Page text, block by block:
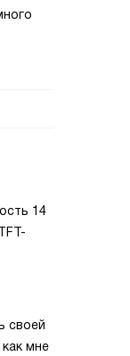
14
своей
мне